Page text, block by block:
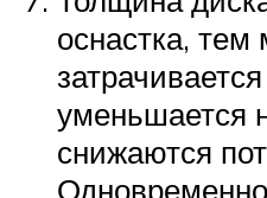
оснастка,
уменьшается
снижаются